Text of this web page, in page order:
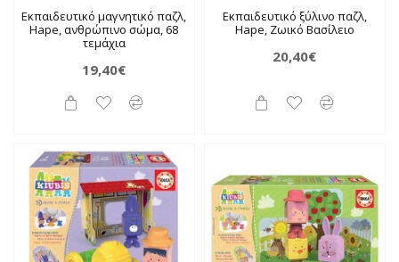
Εκπαιδευτικό μαγνητικό παζλ,
Hape, ανθρώπινο σώμα, 68
τεμάχια
19,40€
Εκπαιδευτικό ξύλινο παζλ,
Hape, Ζωικό Βασίλειο
20,40€